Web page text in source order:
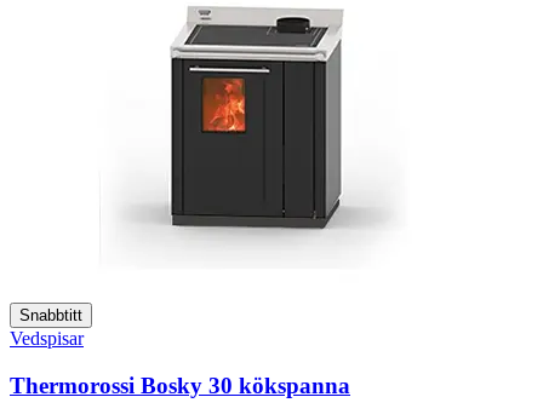
Snabbtitt
Vedspisar
Thermorossi Bosky 30 kökspanna